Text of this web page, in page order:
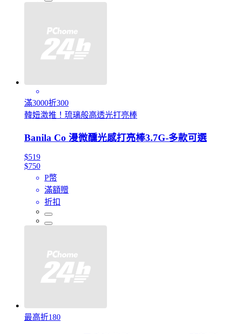
滿3000折300
韓妞激推！琉璃般高透光打亮棒
Banila Co 漫微醺光感打亮棒3.7G-多款可選
$519
$750
P幣
滿額贈
折扣
最高折180